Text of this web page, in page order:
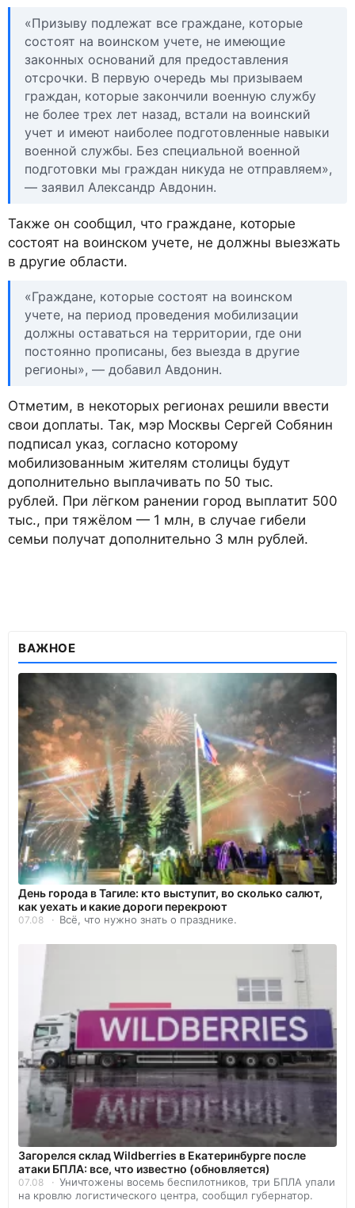
«Призыву подлежат все граждане, которые
состоят на воинском учете, не имеющие
законных оснований для предоставления
отсрочки. В первую очередь мы призываем
граждан, которые закончили военную службу
не более трех лет назад, встали на воинский
учет и имеют наиболее подготовленные навыки
военной службы. Без специальной военной
подготовки мы граждан никуда не отправляем»,
— заявил Александр Авдонин.
Также он сообщил, что граждане, которые
состоят на воинском учете, не должны выезжать
в другие области.
«Граждане, которые состоят на воинском
учете, на период проведения мобилизации
должны оставаться на территории, где они
постоянно прописаны, без выезда в другие
регионы», — добавил Авдонин.
Отметим, в некоторых регионах решили ввести
свои доплаты. Так, мэр Москвы Сергей Собянин
подписал указ, согласно которому
мобилизованным жителям столицы будут
дополнительно выплачивать по 50 тыс.
рублей. При лёгком ранении город выплатит 500
тыс., при тяжёлом — 1 млн, в случае гибели
семьи получат дополнительно 3 млн рублей.
ВАЖНОЕ
День города в Тагиле: кто выступит, во сколько салют,
как уехать и какие дороги перекроют
07.08 Всё, что нужно знать о празднике.
Загорелся склад Wildberries в Екатеринбурге после
атаки БПЛА: все, что известно (обновляется)
07.08
Уничтожены восемь беспилотников, три БПЛА упали
на кровлю логистического центра, сообщил губернатор.